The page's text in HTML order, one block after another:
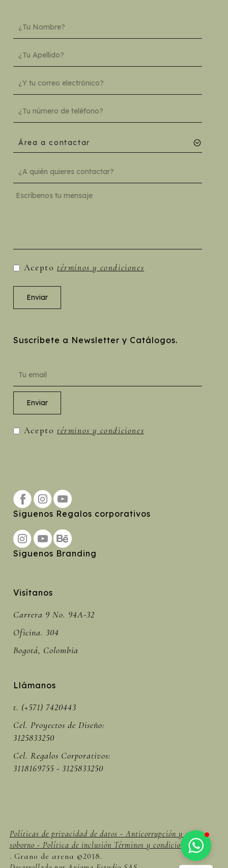
Área a contactar
Acepto términos y condiciones
Suscríbete a Newsletter y Catálogos.
Acepto términos y condiciones
Siguenos Regalos corporativos
Siguenos Branding
Visítanos
Carrera 9 No. 94A-32
Oficina. 304
Bogotá, Colombia
Llámanos
t. (+571) 7420443
Cel. Proyectos de Diseño:
3125833250
Cel. Regalos Corporativos:
3118169755 - 3125833250
Políticas de privacidad de datos - Anticorrupción y anti
soborno - Política de inclusión Términos y condiciones -
. Grano de arena ©2018.